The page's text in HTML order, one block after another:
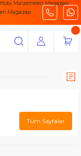
Tüm Sayfalar